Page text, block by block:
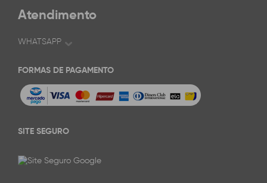
Atendimento
WHATSAPP
FORMAS DE PAGAMENTO
SITE SEGURO